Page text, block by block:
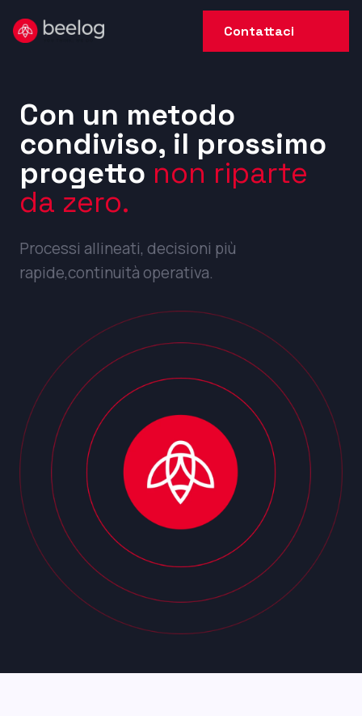
Contattaci
Con un metodo
condiviso, il prossimo
progetto non riparte
da zero.
Processi allineati, decisioni più
rapide,continuità operativa.